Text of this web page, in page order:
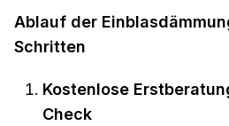
Ablauf der
Schritten
Kostenlose
Check